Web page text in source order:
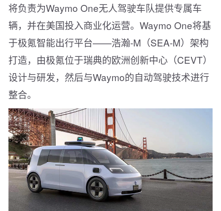
将负责为Waymo One无人驾驶车队提供专属车
辆，并在美国投入商业化运营。Waymo One将基
于极氪智能出行平台——浩瀚-M（SEA-M）架构
打造，由极氪位于瑞典的欧洲创新中心（CEVT）
设计与研发，然后与Waymo的自动驾驶技术进行
整合。